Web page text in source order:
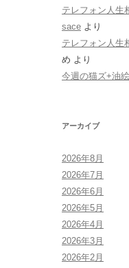
テレフォン人生
sace より
テレフォン人生
め より
今週の猫ズ+油絵
アーカイブ
2026年8月
2026年7月
2026年6月
2026年5月
2026年4月
2026年3月
2026年2月